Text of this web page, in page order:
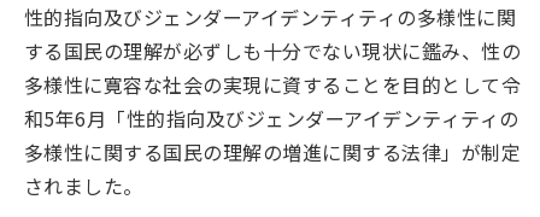
性的指向及びジェンダーアイデンティティの多様性に関
する国民の理解が必ずしも十分でない現状に鑑み、性の
多様性に寛容な社会の実現に資することを目的として令
和5年6月「性的指向及びジェンダーアイデンティティの
多様性に関する国民の理解の増進に関する法律」が制定
されました。